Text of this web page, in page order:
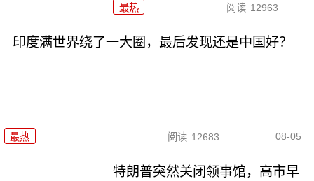
最热 阅读 12963
印度满世界绕了一大圈，最后发现还是中国好？
最热 阅读 12683 08-05
特朗普突然关闭领事馆，高市早